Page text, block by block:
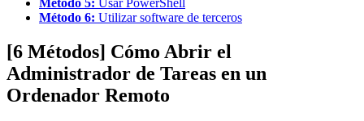
Método 6: Utilizar software de terceros
[6 Métodos] Cómo Abrir el
Administrador de Tareas en un
Ordenador Remoto